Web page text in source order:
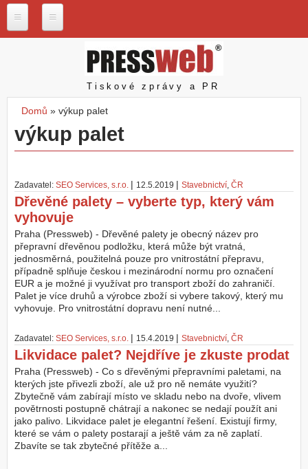
P
e
b
.
c
N
a
š
e
s
l
u
ž
b
y
a
l
o
ž
i
t
ú
č
e
t
Pressweb
Tiskové zprávy a PR
Jste zde
Domů » výkup palet
výkup palet
Zadavatel: SEO Services, s.r.o. | 12.5.2019 | Stavebnictví, ČR
Dřevěné palety – vyberte typ, který vám
vyhovuje
Praha (Pressweb) - Dřevěné palety je obecný název pro
přepravní dřevěnou podložku, která může být vratná,
jednosměrná, použitelná pouze pro vnitrostátní přepravu,
případně splňuje českou i mezinárodní normu pro označení
EUR a je možné ji využívat pro transport zboží do zahraničí.
Palet je více druhů a výrobce zboží si vybere takový, který mu
vyhovuje. Pro vnitrostátní dopravu není nutné...
Zadavatel: SEO Services, s.r.o. | 15.4.2019 | Stavebnictví, ČR
Likvidace palet? Nejdříve je zkuste prodat
Praha (Pressweb) - Co s dřevěnými přepravními paletami, na
kterých jste přivezli zboží, ale už pro ně nemáte využití?
Zbytečně vám zabírají místo ve skladu nebo na dvoře, vlivem
povětrnosti postupně chátrají a nakonec se nedají použít ani
jako palivo. Likvidace palet je elegantní řešení. Existují firmy,
které se vám o palety postarají a ještě vám za ně zaplatí.
Zbavíte se tak zbytečné přítěže a...